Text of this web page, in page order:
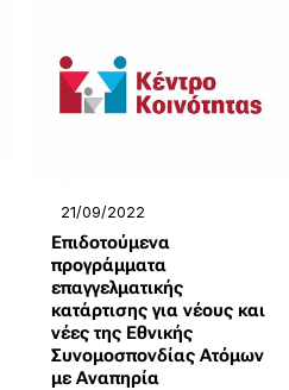
21/09/2022
Επιδοτούμενα
προγράμματα
επαγγελματικής
κατάρτισης για νέους και
νέες της Εθνικής
Συνομοσπονδίας Ατόμων
με Αναπηρία